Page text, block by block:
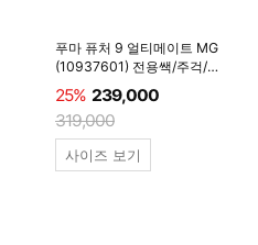
푸마 퓨처 9 얼티메이트 MG
(10937601) 전용쌕/주걱/
양말 #
25% 239,000
319,000
사이즈 보기